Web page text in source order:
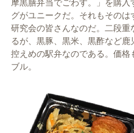
摩黒膳弁当でごわす。」を購
グがユニークだ。それもその
研究会の皆さんなのだ。二段重
るが、黒豚、黒米、黒酢など
控えめの駅弁なのである。価
ブル。